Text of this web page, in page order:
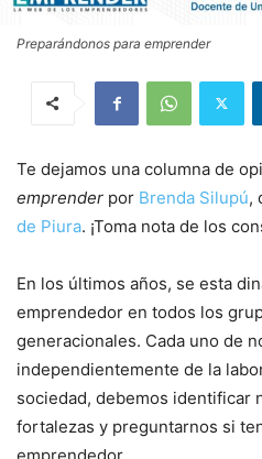
Preparándonos para emprender
Te dejamos una columna de
emprender por Brenda Silupú,
de Piura. ¡Toma nota de los
En los últimos años, se esta
emprendedor en todos los
generacionales. Cada uno de
independientemente de la
sociedad, debemos identificar
fortalezas y preguntarnos si